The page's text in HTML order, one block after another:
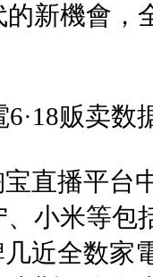
新機會，
贩卖数
宝直播平
小米等包
几近全数